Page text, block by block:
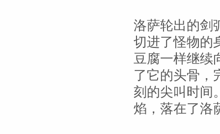
洛萨轮出的剑
切进了怪物的
豆腐一样继续
了它的头骨，
刻的尖叫时间
焰，落在了洛